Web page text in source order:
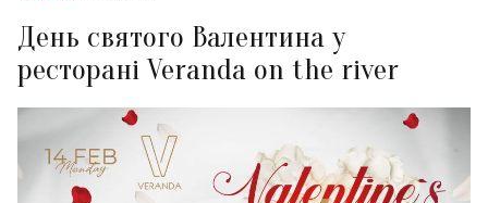
День святого Валентина у
ресторані Veranda on the river